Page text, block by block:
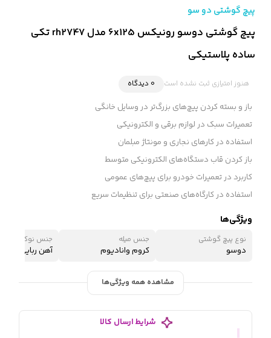
پیچ گوشتی دو سو
پیچ گوشتی دوسو رونیکس 6x125 مدل rh2747 تکی
ساده پلاستیکی
هنوز امتیازی ثبت نشده است 0 دیدگاه
باز و بسته کردن پیچ‌های بزرگ‌تر در وسایل خانگی
تعمیرات سبک در لوازم برقی و الکترونیکی
استفاده در کارهای نجاری و مونتاژ مبلمان
باز کردن قاب دستگاه‌های الکترونیکی متوسط
کاربرد در تعمیرات خودرو برای پیچ‌های عمومی
استفاده در کارگاه‌های صنعتی برای تنظیمات سریع
ویژگی‌ها
نوع پیچ گوشتی
دوسو
جنس میله
کروم وانادیوم
جنس نوک
آهن ربایی
مشاهده همه ویژگی‌ها
شرایط ارسال کالا